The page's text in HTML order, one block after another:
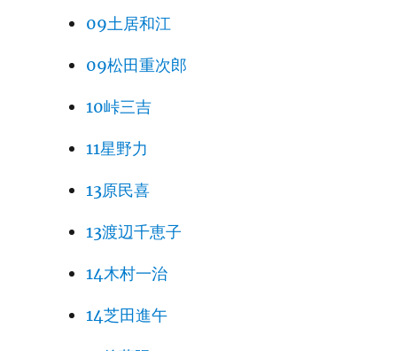
09土居和江
09松田重次郎
10峠三吉
11星野力
13原民喜
13渡辺千恵子
14木村一治
14芝田進午